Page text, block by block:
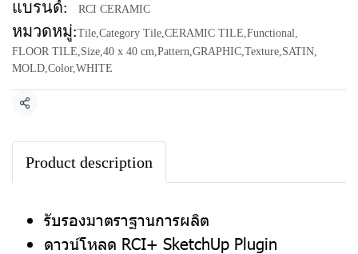
แบรนด์: RCI CERAMIC
หมวดหมู่:Tile,Category Tile,CERAMIC TILE,Functional,
FLOOR TILE,Size,40 x 40 cm,Pattern,GRAPHIC,Texture,SATIN,
MOLD,Color,WHITE
แชร์
Product description
รับรองมาตราฐานการผลิต
ดาวน์โหลด RCI+ SketchUp Plugin